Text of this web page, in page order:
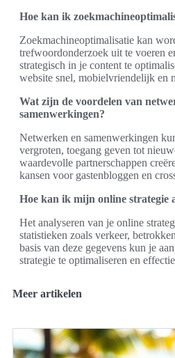
Hoe kan ik
Zoekmachineoptimalisatie kan
trefwoordonderzoek uit te voeren
strategisch in je content te
website snel, mobielvriendelijk en
Wat zijn de voordelen van
samenwerkingen?
Netwerken en samenwerkingen
vergroten, toegang geven tot
waardevolle partnerschappen
kansen voor gastenbloggen en
Hoe kan ik mijn online strategie
Het analyseren van je online
statistieken zoals verkeer,
basis van deze gegevens kun je
strategie te optimaliseren en
Meer artikelen